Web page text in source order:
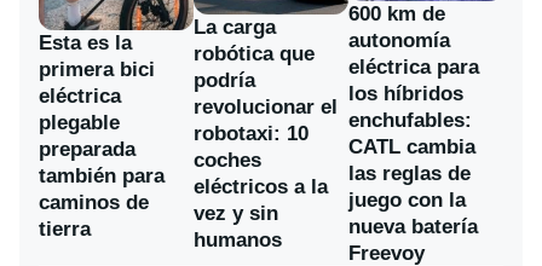
Esta es la
primera bici
eléctrica
plegable
preparada
también para
caminos de
tierra
La carga
robótica que
podría
revolucionar el
robotaxi: 10
coches
eléctricos a la
vez y sin
humanos
600 km de
autonomía
eléctrica para
los híbridos
enchufables:
CATL cambia
las reglas de
juego con la
nueva batería
Freevoy